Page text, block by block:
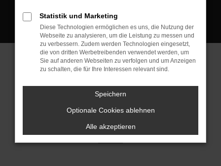
Mail: fj@jakob-trading.com
Cookie Einstellungen
© 2026 Jakob Trading GmbH | Neustädter Straße 1 | DE-08223
Neustadt/Vogtland | fj@jakob-trading.com | Webdesign by audaris.de
Statistik und Marketing
Diese Technologien ermöglichen es uns, die Nutzung der
Webseite zu analysieren, um die Leistung zu messen und
zu verbessern. Zudem werden Technologien eingesetzt,
die von dritten Werbetreibenden verwendet werden, um
Sie auf anderen Webseiten zu verfolgen und um Anzeigen
zu schalten, die für Ihre Interessen relevant sind.
Speichern
Optionale Cookies ablehnen
Alle akzeptieren